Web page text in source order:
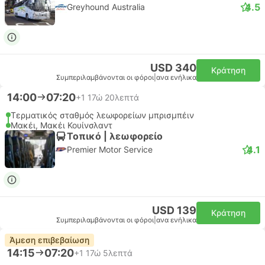
Greyhound Australia 4.5
USD 340
Συμπεριλαμβάνονται οι φόροι ανα ενήλικα
Κράτηση
14:00 07:20+1 17ώ 20λεπτά
Τερματικός σταθμός λεωφορείων μπρισμπέιν
Μακέι, Μακέι Κουίνσλαντ
Τοπικό | λεωφορείο
Premier Motor Service 4.1
USD 139
Συμπεριλαμβάνονται οι φόροι ανα ενήλικα
Κράτηση
Άμεση επιβεβαίωση
14:15 07:20+1 17ώ 5λεπτά